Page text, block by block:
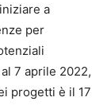
a
per
7 aprile 2022,
progetti è il 17